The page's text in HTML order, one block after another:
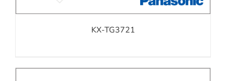
KX-TG3721